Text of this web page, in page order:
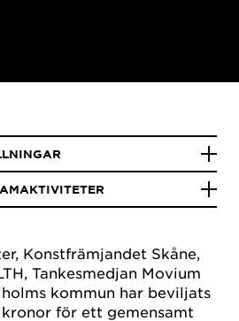
Konstfrämjandet Skåne,
Tankesmedjan Movium
kommun har beviljats
för ett gemensamt